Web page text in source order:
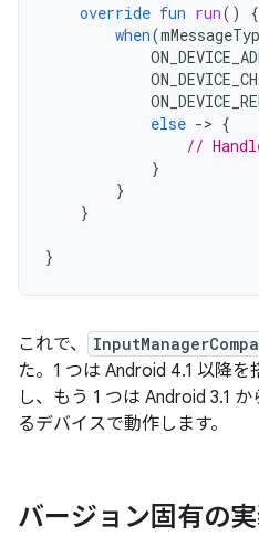
override fun run()
{
when(
else -> {
//
}
}
}
}
これで、
た。1 つは Android 4.1 以降
し、もう 1 つは Android 3.1
るデバイスで動作します。
バージョン固有の